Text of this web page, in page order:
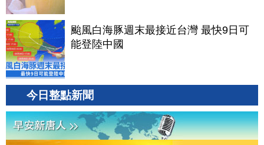
颱風白海豚週末最接近台灣 最快9日可
能登陸中國
今日整點新聞